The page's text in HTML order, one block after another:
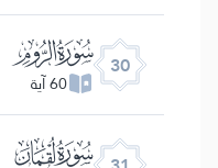
30 ﮪ
60 آية
ﮫ